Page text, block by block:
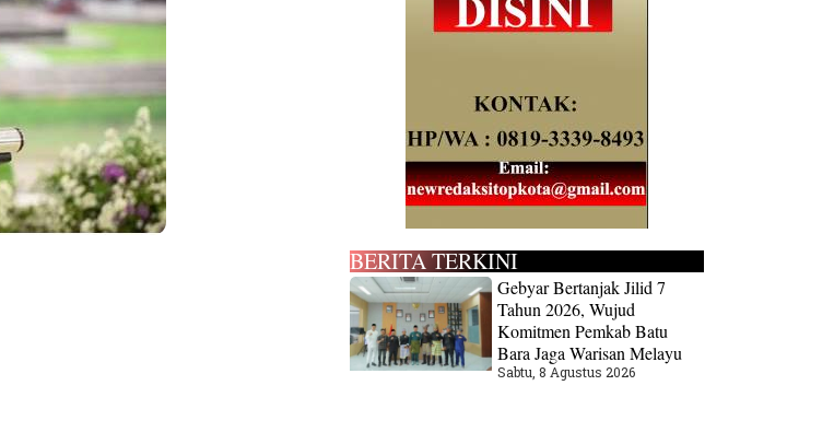
BERITA TERKINI
Gebyar Bertanjak Jilid 7
Tahun 2026, Wujud
Komitmen Pemkab Batu
Bara Jaga Warisan Melayu
Sabtu, 8 Agustus 2026